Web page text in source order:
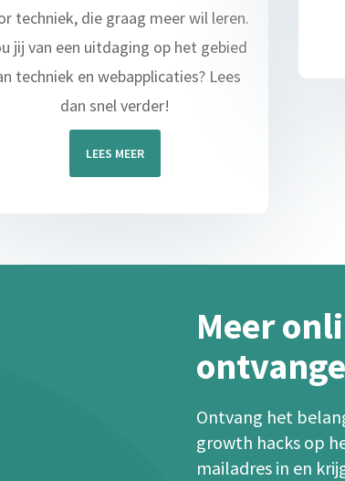
techniek, die graag meer wil leren.
jij van een uitdaging op het gebied
techniek en webapplicaties? Lees
dan snel verder!
LEES MEER
Meer
Ontvang het
growth hacks op
mailadres in en